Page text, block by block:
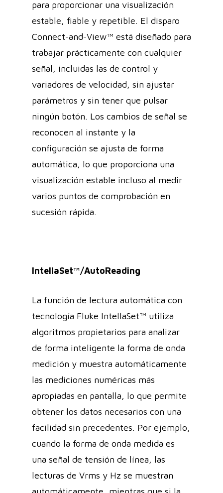
para proporcionar una visualización
estable, fiable y repetible. El disparo
Connect-and-View™ está diseñado para
trabajar prácticamente con cualquier
señal, incluidas las de control y
variadores de velocidad, sin ajustar
parámetros y sin tener que pulsar
ningún botón. Los cambios de señal se
reconocen al instante y la
configuración se ajusta de forma
automática, lo que proporciona una
visualización estable incluso al medir
varios puntos de comprobación en
sucesión rápida.
IntellaSet™/AutoReading
La función de lectura automática con
tecnología Fluke IntellaSet™ utiliza
algoritmos propietarios para analizar
de forma inteligente la forma de onda
medición y muestra automáticamente
las mediciones numéricas más
apropiadas en pantalla, lo que permite
obtener los datos necesarios con una
facilidad sin precedentes. Por ejemplo,
cuando la forma de onda medida es
una señal de tensión de línea, las
lecturas de Vrms y Hz se muestran